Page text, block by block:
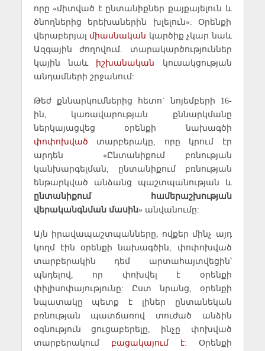
որը «միտված է ընտանիքներ քայքայելուն և
ծնողներից երեխաներին խլելուն»: Օրենքի
վերաբերյալ միասնական կարծիք չկար նաև
Ազգային ժողովում. տարակարծություններ
կային նաև իշխանական կուսակցության
անդամների շրջանում:
Թեժ քննարկումներից հետո` նոյեմբերի 16-
ին, կառավարության քննարկմանը
ներկայացվեց օրենքի նախագծի
փոփոխված տարբերակը, որը կրում էր
արդեն «Ընտանիքում բռնության
կանխարգելման, ընտանիքում բռնության
ենթարկված անձանց պաշտպանության և
ընտանիքում համերաշխության
վերականգնման մասին» անվանումը:
Այն իրավապաշտպանները, ովքեր մինչ այդ
կողմ էին օրենքի նախագծին, փոփոխված
տարբերակին դեմ արտահայտվեցին՝
պնդելով, որ փոխվել է օրենքի
փիլիսոփայությունը: Ըստ նրանց, օրենքի
նպատակը պետք է լիներ ընտանեկան
բռնության պատճառով տուժած անձին
օգնություն ցուցաբերելը, ինչը փոխված
տարբերակում բացակայում է: Օրենքի